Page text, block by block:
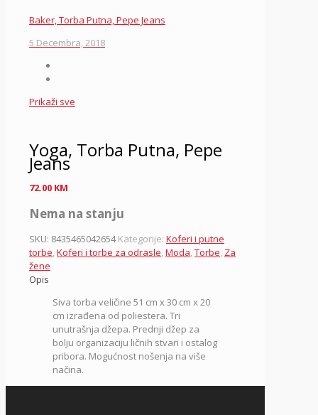
Baker, Torba Putna, Pepe Jeans
5 Decembra, 2018
Prikaži sve
Yoga, Torba Putna, Pepe
Jeans
72.00 KM
Nema na stanju
SKU: 8435465042654 Kategorije: Koferi i putne
torbe,Koferi i torbe za odrasle,Moda,Torbe, Za
žene
Opis
Siva torba veličine 51 cm x 30 cm x 20
cm izrađena od poliestera. Tri
unutrašnja džepa. Prednji džep za
bolju organizaciju ličnih stvari i ostalog
pribora. Mogućnost nošenja na više
načina.